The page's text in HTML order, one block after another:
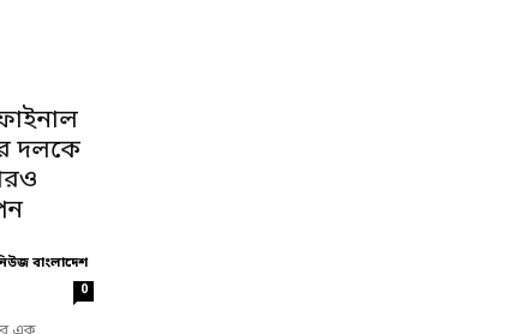
দলকে
বাংলাদেশ
0